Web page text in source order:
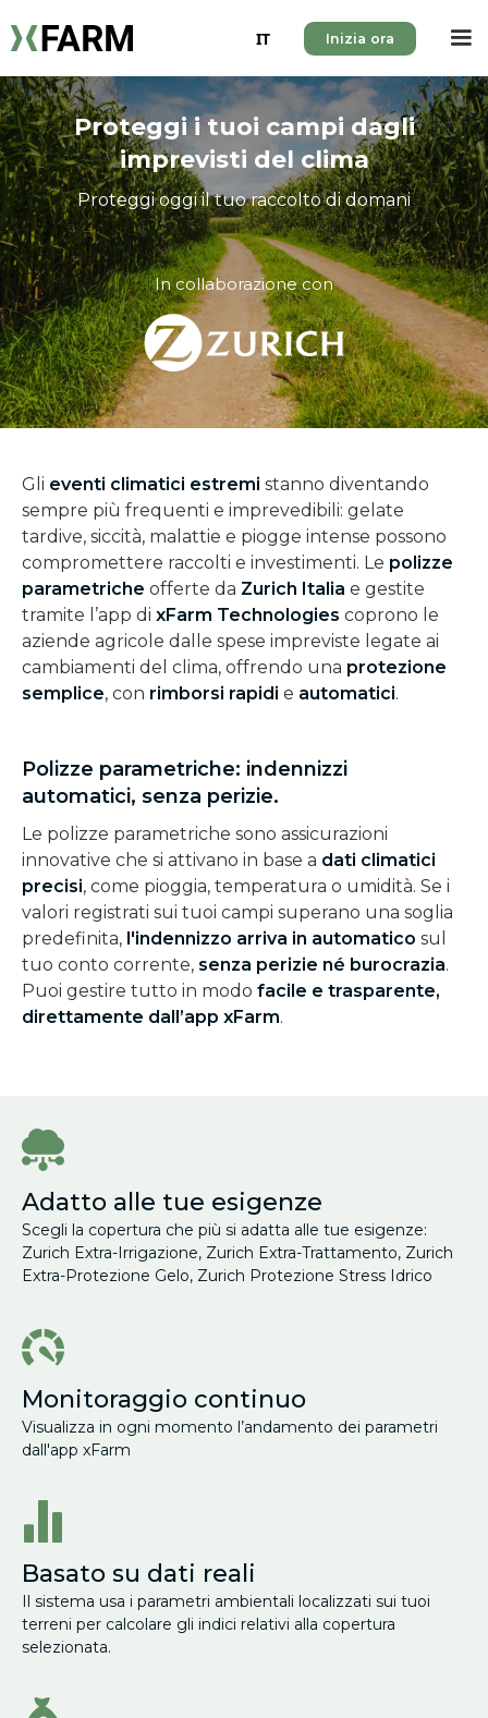
IT Inizia ora
Proteggi i tuoi campi dagli
imprevisti del clima
Proteggi oggi il tuo raccolto di domani
In collaborazione con
Gli eventi climatici estremi stanno diventando
sempre più frequenti e imprevedibili: gelate
tardive, siccità, malattie e piogge intense possono
compromettere raccolti e investimenti. Le polizze
parametriche offerte da Zurich Italia e gestite
tramite l’app di xFarm Technologies coprono le
aziende agricole dalle spese impreviste legate ai
cambiamenti del clima, offrendo una protezione
semplice, con rimborsi rapidi e automatici.
Polizze parametriche: indennizzi
automatici, senza perizie.
Le polizze parametriche sono assicurazioni
innovative che si attivano in base a dati climatici
precisi, come pioggia, temperatura o umidità. Se i
valori registrati sui tuoi campi superano una soglia
predefinita, l'indennizzo arriva in automatico sul
tuo conto corrente, senza perizie né burocrazia.
Puoi gestire tutto in modo facile e trasparente,
direttamente dall’app xFarm.
Adatto alle tue esigenze
Scegli la copertura che più si adatta alle tue esigenze:
Zurich Extra-Irrigazione, Zurich Extra-Trattamento, Zurich
Extra-Protezione Gelo, Zurich Protezione Stress Idrico
Monitoraggio continuo
Visualizza in ogni momento l’andamento dei parametri
dall'app xFarm
Basato su dati reali
Il sistema usa i parametri ambientali localizzati sui tuoi
terreni per calcolare gli indici relativi alla copertura
selezionata.